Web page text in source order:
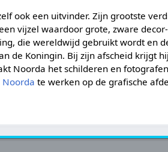
ook een uitvinder. Zijn grootste
vijzel waardoor grote, zware
die wereldwijd gebruikt wordt en
de Koningin. Bij zijn afscheid krijgt
Noorda het schilderen en
Noorda te werken op de grafische